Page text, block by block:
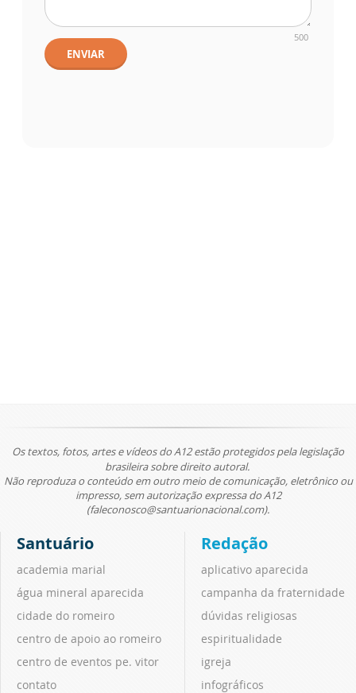
500
ENVIAR
Os textos, fotos, artes e vídeos do A12 estão protegidos pela legislação
brasileira sobre direito autoral.
Não reproduza o conteúdo em outro meio de comunicação, eletrônico ou
impresso, sem autorização expressa do A12
(faleconosco@santuarionacional.com).
Santuário
academia marial
água mineral aparecida
cidade do romeiro
centro de apoio ao romeiro
centro de eventos pe. vitor
contato
Redação
aplicativo aparecida
campanha da fraternidade
dúvidas religiosas
espiritualidade
igreja
infográficos